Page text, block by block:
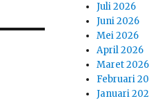
Juli 2026
Juni 2026
Mei 2026
April 2026
Maret 2026
Februari
Januari